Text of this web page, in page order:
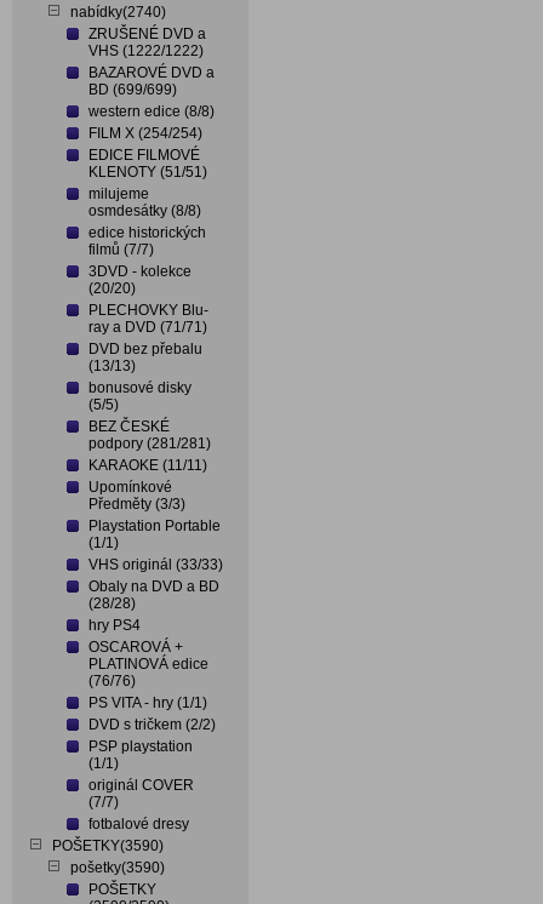
nabídky(2740)
ZRUŠENÉ DVD a
VHS (1222/1222)
BAZAROVÉ DVD a
BD (699/699)
western edice (8/8)
FILM X (254/254)
EDICE FILMOVÉ
KLENOTY (51/51)
milujeme
osmdesátky (8/8)
edice historických
filmů (7/7)
3DVD - kolekce
(20/20)
PLECHOVKY Blu-
ray a DVD (71/71)
DVD bez přebalu
(13/13)
bonusové disky
(5/5)
BEZ ČESKÉ
podpory (281/281)
KARAOKE (11/11)
Upomínkové
Předměty (3/3)
Playstation Portable
(1/1)
VHS originál (33/33)
Obaly na DVD a BD
(28/28)
hry PS4
OSCAROVÁ +
PLATINOVÁ edice
(76/76)
PS VITA - hry (1/1)
DVD s tričkem (2/2)
PSP playstation
(1/1)
originál COVER
(7/7)
fotbalové dresy
POŠETKY(3590)
pošetky(3590)
POŠETKY